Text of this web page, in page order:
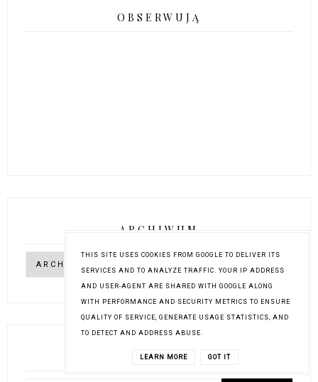
OBSERWUJĄ
ARCHIWUM
SZUKAJ NA TYM BLOGU
THIS SITE USES COOKIES FROM GOOGLE TO DELIVER ITS
SERVICES AND TO ANALYZE TRAFFIC. YOUR IP ADDRESS
AND USER-AGENT ARE SHARED WITH GOOGLE ALONG
WITH PERFORMANCE AND SECURITY METRICS TO ENSURE
QUALITY OF SERVICE, GENERATE USAGE STATISTICS, AND
TO DETECT AND ADDRESS ABUSE.
LEARN MORE GOT IT